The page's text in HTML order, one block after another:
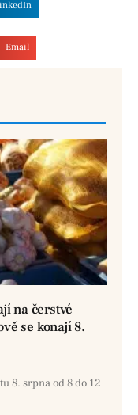
Email
na čerstvé
se konají 8.
8. srpna od 8 do 12